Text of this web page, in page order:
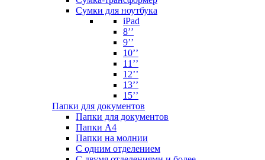
Сумки для ноутбука
iPad
8’’
9’’
10’’
11’’
12’’
13’’
15’’
Папки для документов
Папки для документов
Папки А4
Папки на молнии
С одним отделением